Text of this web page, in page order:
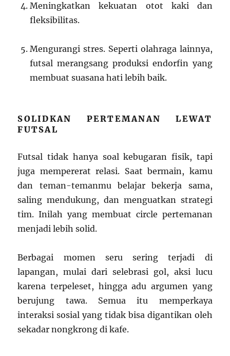
Meningkatkan kekuatan otot kaki dan
fleksibilitas.
Mengurangi stres. Seperti olahraga lainnya,
futsal merangsang produksi endorfin yang
membuat suasana hati lebih baik.
SOLIDKAN PERTEMANAN LEWAT
FUTSAL
Futsal tidak hanya soal kebugaran fisik, tapi
juga mempererat relasi. Saat bermain, kamu
dan teman-temanmu belajar bekerja sama,
saling mendukung, dan menguatkan strategi
tim. Inilah yang membuat circle pertemanan
menjadi lebih solid.
Berbagai momen seru sering terjadi di
lapangan, mulai dari selebrasi gol, aksi lucu
karena terpeleset, hingga adu argumen yang
berujung tawa. Semua itu memperkaya
interaksi sosial yang tidak bisa digantikan oleh
sekadar nongkrong di kafe.